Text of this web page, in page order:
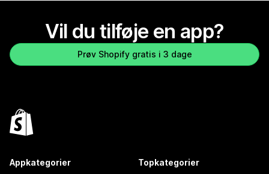
Vil du tilføje en app?
Prøv Shopify gratis i 3 dage
Appkategorier Topkategorier